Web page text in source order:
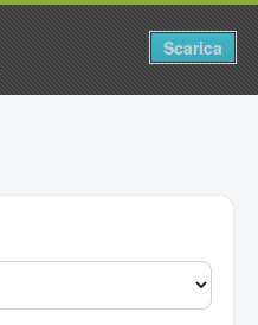
Scarica